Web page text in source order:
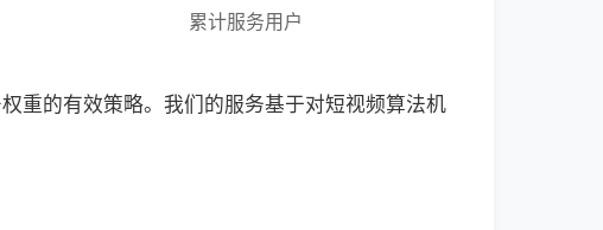
累计服务用户
重的有效策略。我们的服务基于对短视频算法机